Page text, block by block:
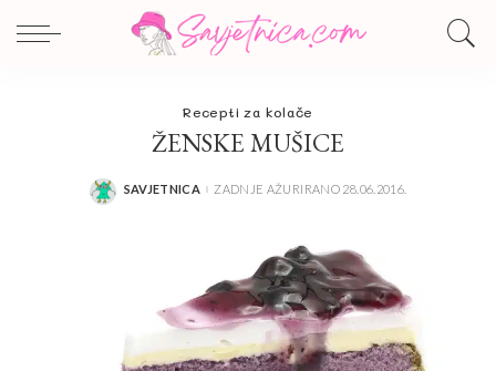
Recepti za kolače
ŽENSKE MUŠICE
POSTED
SAVJETNICA ZADNJE AŽURIRANO 28.06.2016.